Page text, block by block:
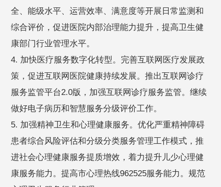
全、能级水平、运营效率、满意度等开展日常监测和
综合评价，促进医院内部治理能力提升，提高卫生健
康部门行业管理水平。
4. 加快医疗服务数字化转型。完善互联网医疗发展政
策，促进互联网医院健康持续发展。推出互联网诊疗
服务监管平台2.0版，加强互联网诊疗服务监管。继续
做好电子病历和智慧服务分级评价工作。
5. 加强精神卫生和心理健康服务。优化严重精神障碍
患者综合风险评估和分级分类服务管理工作模式，推
进社会心理健康服务提质增效，着力提升儿少心理健
康服务能力。提高市心理热线962525服务能力。规范